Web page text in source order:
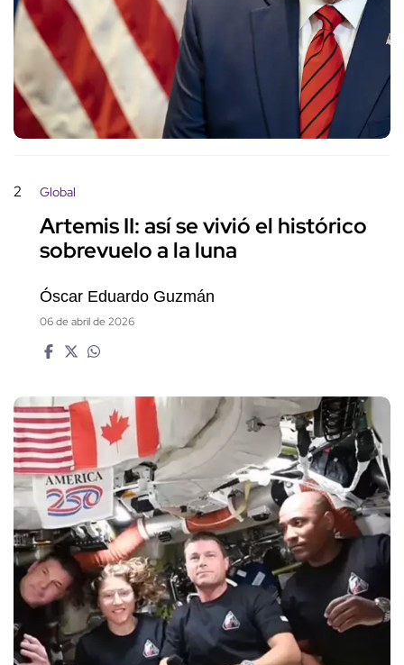
2 Global
Artemis II: así se vivió el histórico
sobrevuelo a la luna
Óscar Eduardo Guzmán
06 de abril de 2026